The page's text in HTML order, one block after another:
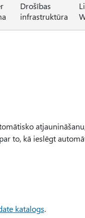
Drošības
infrastruktūra
to, kā ieslēgt
katalogs.